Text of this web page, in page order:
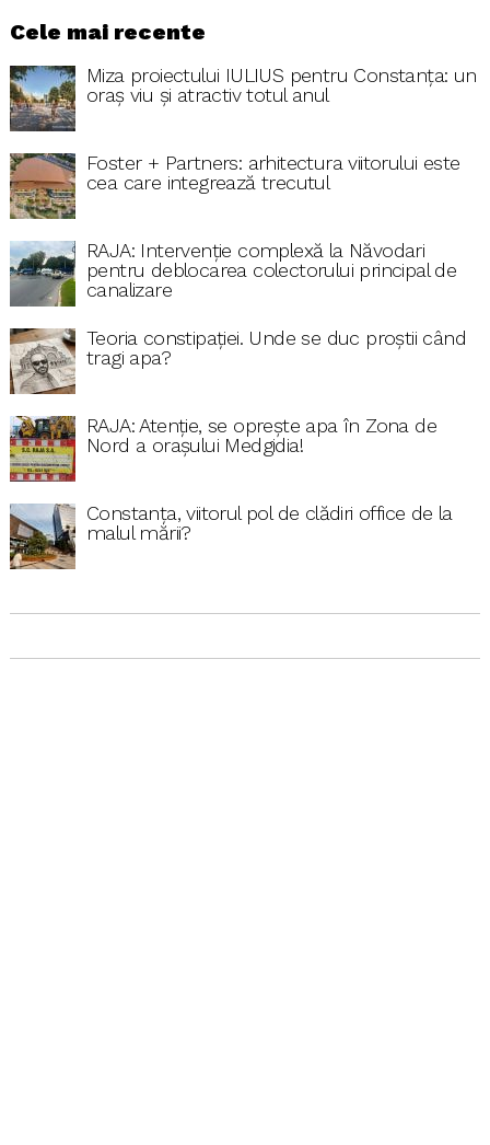
Cele mai recente
Miza proiectului IULIUS pentru Constanța: un
oraș viu și atractiv totul anul
Foster + Partners: arhitectura viitorului este
cea care integrează trecutul
RAJA: Intervenție complexă la Năvodari
pentru deblocarea colectorului principal de
canalizare
Teoria constipației. Unde se duc proștii când
tragi apa?
RAJA: Atenție, se oprește apa în Zona de
Nord a orașului Medgidia!
Constanța, viitorul pol de clădiri office de la
malul mării?